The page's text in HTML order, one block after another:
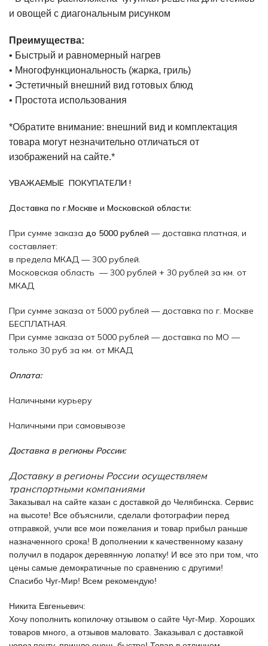
и овощей с диагональным рисунком
Преимущества:
• Быстрый и равномерный нагрев
• Многофункциональность (жарка, гриль)
• Эстетичный внешний вид готовых блюд
• Простота использования
*Обратите внимание: внешний вид и комплектация
товара могут незначительно отличаться от
изображений на сайте.*
УВАЖАЕМЫЕ ПОКУПАТЕЛИ !
Доставка по г.Москве и Московской области:
При сумме заказа до 5000 рублей — доставка платная, и
составляет:
в предела МКАД — 300 рублей.
Московская область — 300 рублей + 30 рублей за км. от
МКАД
При сумме заказа от 5000 рублей — доставка по г. Москве
БЕСПЛАТНАЯ.
При сумме заказа от 5000 рублей — доставка по МО —
только 30 руб за км. от МКАД
Оплата:
Наличными курьеру
Наличными при самовывозе
Доставка в регионы России:
Доставку в регионы России осуществляем
транспортными компаниями
Заказывал на сайте казан с доставкой до Челябинска. Сервис
на высоте! Все объяснили, сделали фотографии перед
отправкой, учли все мои пожелания и товар прибыл раньше
назначенного срока! В дополнении к качественному казану
получил в подарок деревянную лопатку! И все это при том, что
цены самые демократичные по сравнению с другими!
Спасибо Чуг-Мир! Всем рекомендую!
Никита Евгеньевич:
Хочу пополнить копилочку отзывом о сайте Чуг-Мир. Хороших
товаров много, а отзывов маловато. Заказывал с доставкой